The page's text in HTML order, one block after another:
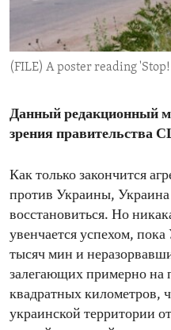
ENVIRONMENT AND
IDEALS AND
(FILE) A poster reading
Данный редакционный
зрения правительства
Как только закончится
против Украины, Украина
восстановиться. Но
увенчается успехом,
тысяч мин и
залегающих примерно
квадратных километров,
украинской территории